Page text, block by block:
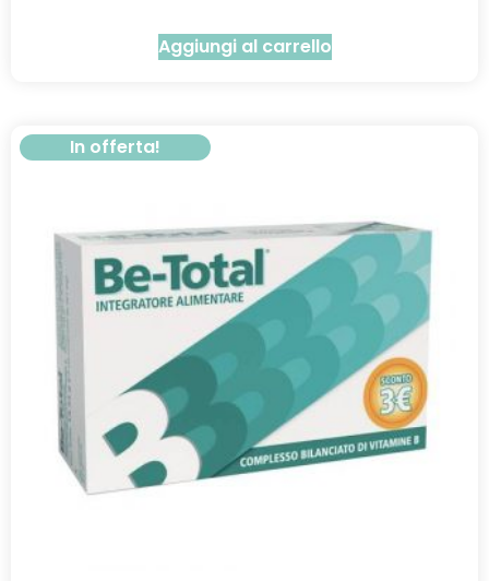
Aggiungi al carrello
In offerta!